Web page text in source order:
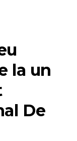
la un
De